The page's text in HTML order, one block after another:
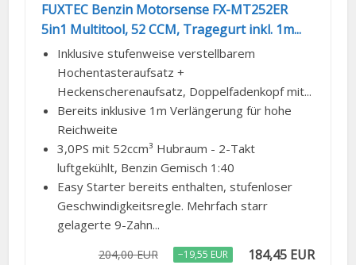
FUXTEC Benzin Motorsense FX-MT252ER
5in1 Multitool, 52 CCM, Tragegurt inkl. 1m...
Inklusive stufenweise verstellbarem
Hochentasteraufsatz +
Heckenscherenaufsatz, Doppelfadenkopf mit...
Bereits inklusive 1m Verlängerung für hohe
Reichweite
3,0PS mit 52ccm³ Hubraum - 2-Takt
luftgekühlt, Benzin Gemisch 1:40
Easy Starter bereits enthalten, stufenloser
Geschwindigkeitsregle. Mehrfach starr
gelagerte 9-Zahn...
204,00 EUR −19,55 EUR 184,45 EUR